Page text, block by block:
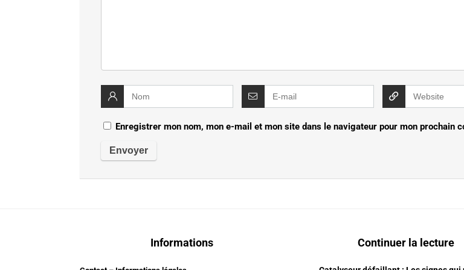
Enregistrer mon nom, mon e-mail et mon site dans le navigateur pour mon prochain
Informations Continuer la lecture